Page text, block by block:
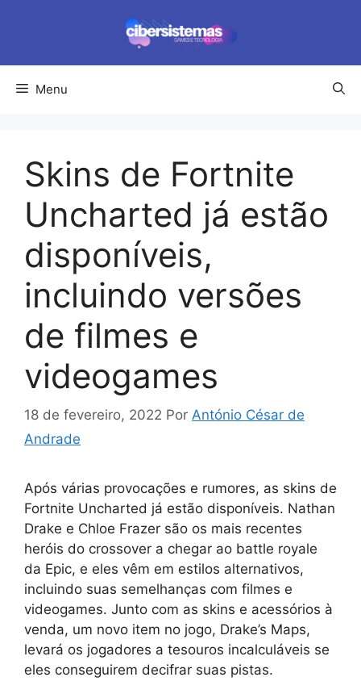
conteúdo
Menu
Skins de Fortnite
Uncharted já estão
disponíveis,
incluindo versões
de filmes e
videogames
18 de fevereiro, 2022 Por António César de
Andrade
Após várias provocações e rumores, as skins de
Fortnite Uncharted já estão disponíveis. Nathan
Drake e Chloe Frazer são os mais recentes
heróis do crossover a chegar ao battle royale
da Epic, e eles vêm em estilos alternativos,
incluindo suas semelhanças com filmes e
videogames. Junto com as skins e acessórios à
venda, um novo item no jogo, Drake’s Maps,
levará os jogadores a tesouros incalculáveis ​​se
eles conseguirem decifrar suas pistas.